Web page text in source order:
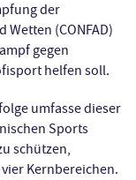
der
(CONFAD)
gegen
helfen soll.
umfasse dieser
Sports
schützen,
Kernbereichen.